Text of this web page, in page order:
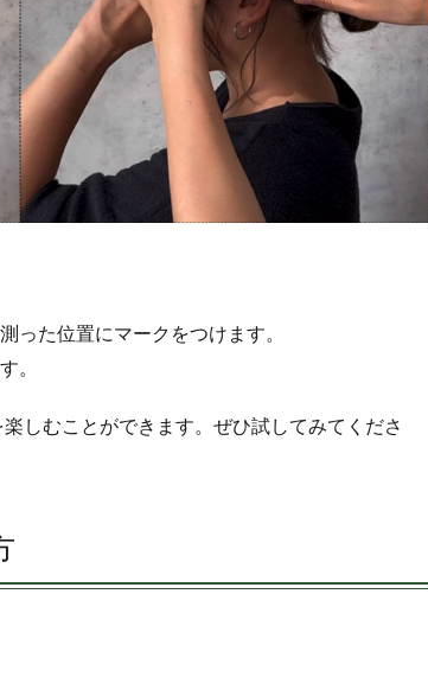
った位置にマークをつけます。
。
しむことができます。ぜひ試してみてくださ